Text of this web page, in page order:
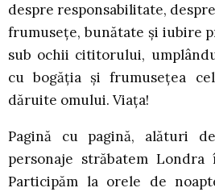
despre responsabilitate,
frumusețe, bunătate și iubire
sub ochii cititorului,
cu bogăția și frumusețea
dăruite omului. Viața!
Pagină cu pagină, alături
personaje străbatem
Participăm la orele de